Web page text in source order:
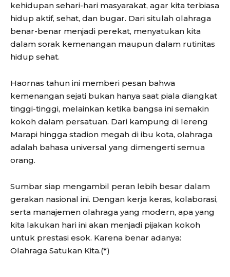
kehidupan sehari-hari masyarakat, agar kita terbiasa
hidup aktif, sehat, dan bugar. Dari situlah olahraga
benar-benar menjadi perekat, menyatukan kita
dalam sorak kemenangan maupun dalam rutinitas
hidup sehat.
Haornas tahun ini memberi pesan bahwa
kemenangan sejati bukan hanya saat piala diangkat
tinggi-tinggi, melainkan ketika bangsa ini semakin
kokoh dalam persatuan. Dari kampung di lereng
Marapi hingga stadion megah di ibu kota, olahraga
adalah bahasa universal yang dimengerti semua
orang.
Sumbar siap mengambil peran lebih besar dalam
gerakan nasional ini. Dengan kerja keras, kolaborasi,
serta manajemen olahraga yang modern, apa yang
kita lakukan hari ini akan menjadi pijakan kokoh
untuk prestasi esok. Karena benar adanya:
Olahraga Satukan Kita.(*)